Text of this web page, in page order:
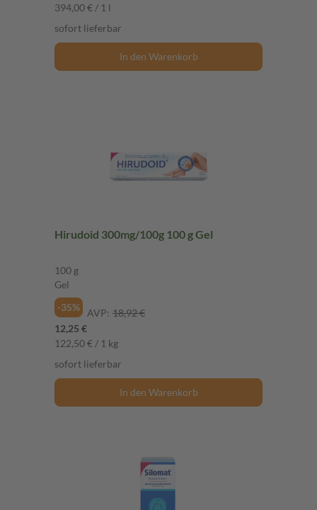
394,00 € / 1 l
sofort lieferbar
In den Warenkorb
Hirudoid 300mg/100g 100 g Gel
100 g
Gel
-35%
AVP: 18,92 €
12,25 €
122,50 € / 1 kg
sofort lieferbar
In den Warenkorb